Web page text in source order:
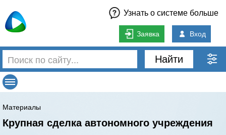
Узнать о системе больше
Заявка Вход
Найти
Материалы
Крупная сделка автономного учреждения